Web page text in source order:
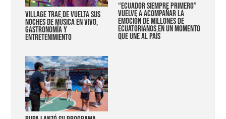
Village trae de vuelta sus
noches de música en vivo,
gastronomía y
entretenimiento
“Ecuador siempre primero”
vuelve a acompañar la
emoción de millones de
ecuatorianos en un momento
que une al país